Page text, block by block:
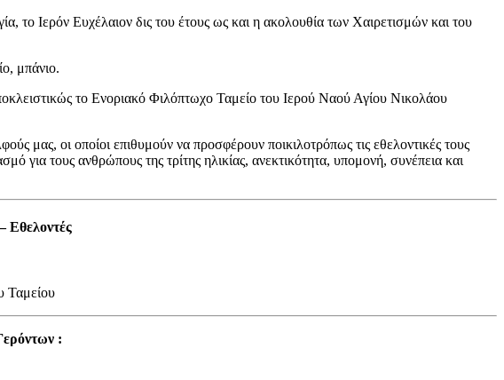
το Ιερόν Ευχέλαιον δις του έτους ως και η ακολουθία των Χαιρετισμών και του
μπάνιο.
το Ενοριακό Φιλόπτωχο Ταμείο του Ιερού Ναού Αγίου Νικολάου
μας, οι οποίοι επιθυμούν να προσφέρουν ποικιλοτρόπως τις εθελοντικές τους
για τους ανθρώπους της τρίτης ηλικίας, ανεκτικότητα, υπομονή, συνέπεια και
Εθελοντές
Ταμείου
: